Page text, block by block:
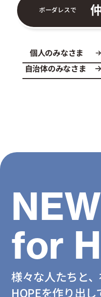
ボーダレスで
個人のみなさま
自治体のみなさま
for
様々な人たちと
HOPEを作り出し